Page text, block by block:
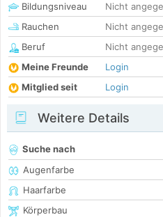
Bildungsniveau
Nicht
Rauchen
Nicht
Beruf
Nicht
Meine Freunde
Login
Mitglied seit
Login
Weitere Details
Suche nach
Augenfarbe
Haarfarbe
Körperbau